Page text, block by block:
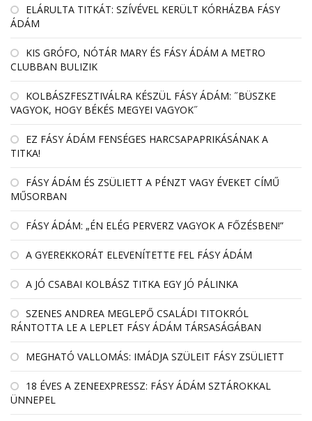
EL­ÁRULTA TIT­KÁT: SZÍ­VÉ­VEL KE­RÜLT KÓR­HÁZBA FÁSY
ÁDÁM
KIS GRÓFO, NÓTÁR MARY ÉS FÁSY ÁDÁM A METRO
CLUBBAN BULIZIK
KOLBÁSZFESZTIVÁLRA KÉSZÜL FÁSY ÁDÁM: ˝BÜSZKE
VAGYOK, HOGY BÉKÉS MEGYEI VAGYOK˝
EZ FÁSY ÁDÁM FENSÉGES HARCSAPAPRIKÁSÁNAK A
TITKA!
FÁSY ÁDÁM ÉS ZSÜLIETT A PÉNZT VAGY ÉVEKET CÍMŰ
MŰSORBAN
FÁSY ÁDÁM: „ÉN ELÉG PERVERZ VAGYOK A FŐZÉSBEN!”
A GYEREKKORÁT ELEVENÍTETTE FEL FÁSY ÁDÁM
A JÓ CSABAI KOLBÁSZ TITKA EGY JÓ PÁLINKA
SZENES ANDREA MEGLEPŐ CSALÁDI TITOKRÓL
RÁNTOTTA LE A LEPLET FÁSY ÁDÁM TÁRSASÁGÁBAN
MEGHATÓ VALLOMÁS: IMÁDJA SZÜLEIT FÁSY ZSÜLIETT
18 ÉVES A ZENEEXPRESSZ: FÁSY ÁDÁM SZTÁROKKAL
ÜNNEPEL